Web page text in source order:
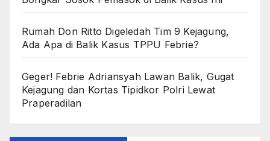
Rumah Don Ritto Digeledah Tim 9 Kejagung,
Ada Apa di Balik Kasus TPPU Febrie?
Geger! Febrie Adriansyah Lawan Balik, Gugat
Kejagung dan Kortas Tipidkor Polri Lewat
Praperadilan